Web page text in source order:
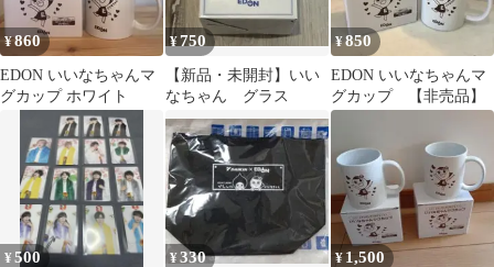
¥860
EDON いいなちゃんマ
グカップ ホワイト
¥750
【新品・未開封】いい
なちゃん グラス
¥850
EDON いいなちゃんマ
グカップ 【非売品】
¥500 ¥330 ¥ 1,500